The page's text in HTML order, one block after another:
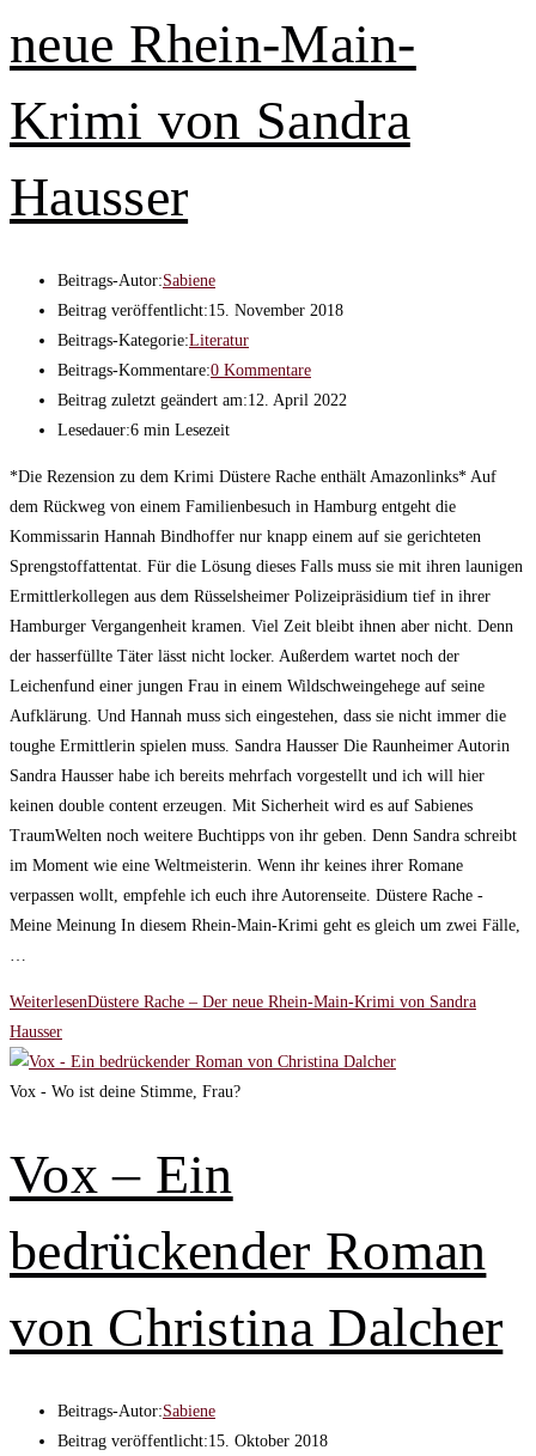
neue Rhein-Main-
Krimi von Sandra
Hausser
Beitrags-Autor:Sabiene
Beitrag veröffentlicht:15. November 2018
Beitrags-Kategorie:Literatur
Beitrags-Kommentare:0 Kommentare
Beitrag zuletzt geändert am:12. April 2022
Lesedauer:6 min Lesezeit
*Die Rezension zu dem Krimi Düstere Rache enthält Amazonlinks* Auf
dem Rückweg von einem Familienbesuch in Hamburg entgeht die
Kommissarin Hannah Bindhoffer nur knapp einem auf sie gerichteten
Sprengstoffattentat. Für die Lösung dieses Falls muss sie mit ihren launigen
Ermittlerkollegen aus dem Rüsselsheimer Polizeipräsidium tief in ihrer
Hamburger Vergangenheit kramen. Viel Zeit bleibt ihnen aber nicht. Denn
der hasserfüllte Täter lässt nicht locker. Außerdem wartet noch der
Leichenfund einer jungen Frau in einem Wildschweingehege auf seine
Aufklärung. Und Hannah muss sich eingestehen, dass sie nicht immer die
toughe Ermittlerin spielen muss. Sandra Hausser Die Raunheimer Autorin
Sandra Hausser habe ich bereits mehrfach vorgestellt und ich will hier
keinen double content erzeugen. Mit Sicherheit wird es auf Sabienes
TraumWelten noch weitere Buchtipps von ihr geben. Denn Sandra schreibt
im Moment wie eine Weltmeisterin. Wenn ihr keines ihrer Romane
verpassen wollt, empfehle ich euch ihre Autorenseite. Düstere Rache -
Meine Meinung In diesem Rhein-Main-Krimi geht es gleich um zwei Fälle,
…
WeiterlesenDüstere Rache – Der neue Rhein-Main-Krimi von Sandra
Hausser
Vox - Wo ist deine Stimme, Frau?
Vox – Ein
bedrückender Roman
von Christina Dalcher
Beitrags-Autor:Sabiene
Beitrag veröffentlicht:15. Oktober 2018